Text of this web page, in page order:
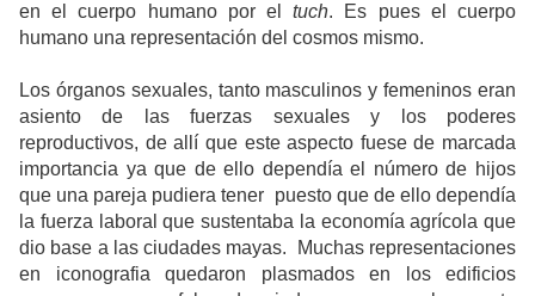
en el cuerpo humano por eltuch. Es pues el cuerpo
humano una representación del cosmos mismo.
Los órganos sexuales, tanto masculinos y femeninos eran
asiento de las fuerzas sexuales y los poderes
reproductivos, de allí que este aspecto fuese de marcada
importancia ya que de ello dependía el número de hijos
que una pareja pudiera tener puesto que de ello dependía
la fuerza laboral que sustentaba la economía agrícola que
dio base a las ciudades mayas. Muchas representaciones
en iconografia quedaron plasmados en los edificios